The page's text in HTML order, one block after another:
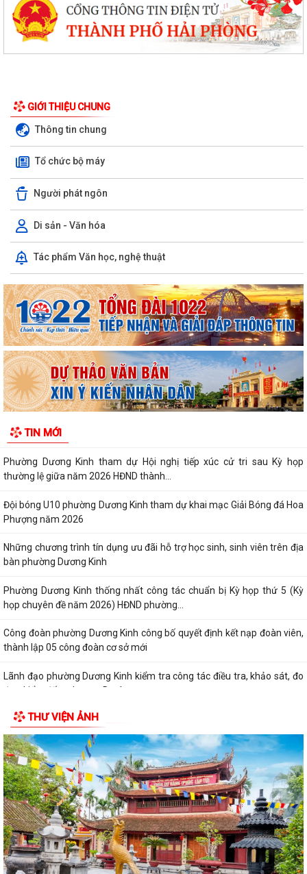
GIỚI THIỆU CHUNG
Thông tin chung
Tổ chức bộ máy
Người phát ngôn
Di sản - Văn hóa
Tác phẩm Văn học, nghệ thuật
TIN MỚI
thức phục vụ kiểm định chất lượng...
PHƯỜNG DƯƠNG KINH TRIỂN KHAI CHIẾN DỊCH 100 NGÀY THỰC HIỆN
CÁC NHIỆM VỤ VỀ CHUYỂN ĐỔI SỐ TRONG CÔNG...
PHƯỜNG DƯƠNG KINH TỔ CHỨC LỚP BỒI DƯỠNG NGHIỆP VỤ CÔNG
TÁC ĐẢNG CHO CẤP UỶ CƠ SỞ NĂM 2026
Phường Dương Kinh tổ chức họp triển khai Kế hoạch thu hồi đất thực
hiện Dự án khu tái định cư 2,7...
TỤC HÀNH CHÍNH THỨ 5 HẰNG TUẦN”
Phường Dương Kinh tham dự Hội nghị tiếp xúc cử tri sau Kỳ họp
thường lệ giữa năm 2026 HĐND thành...
Đội bóng U10 phường Dương Kinh tham dự khai mạc Giải Bóng đá Hoa
Phượng năm 2026
Những chương trình tín dụng ưu đãi hỗ trợ học sinh, sinh viên trên địa
bàn phường Dương Kinh
Phường Dương Kinh thống nhất công tác chuẩn bị Kỳ họp thứ 5 (Kỳ
họp chuyên đề năm 2026) HĐND phường...
Công đoàn phường Dương Kinh công bố quyết định kết nạp đoàn viên,
thành lập 05 công đoàn cơ sở mới
Lãnh đạo phường Dương Kinh kiểm tra công tác điều tra, khảo sát, đo
đạc, kiểm đếm phục vụ Dự án...
Ban Kinh tế - Ngân sách HĐND phường Dương Kinh khảo sát các dự án
dự kiến Kế hoạch đầu tư công năm...
Quyết định về việc công bố Danh mục thủ tục hành chính mới ban
hành, được sửa đổi, bổ sung và bị...
Quyết định về việc công bố thủ tục hành chính đặc thù mới ban hành
lĩnh vực đất đai thuộc phạm vi...
Quyết định về việc phê duyệt quy trình nội bộ giải quyết thủ tục hành
chính thuộc phạm vi chức năng...
THƯ VIỆN ẢNH